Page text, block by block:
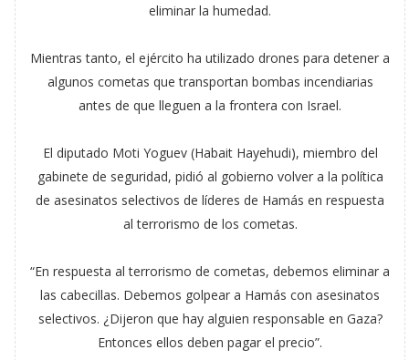
eliminar la humedad.
Mientras tanto, el ejército ha utilizado drones para detener a
algunos cometas que transportan bombas incendiarias
antes de que lleguen a la frontera con Israel.
El diputado Moti Yoguev (Habait Hayehudi), miembro del
gabinete de seguridad, pidió al gobierno volver a la política
de asesinatos selectivos de líderes de Hamás en respuesta
al terrorismo de los cometas.
“En respuesta al terrorismo de cometas, debemos eliminar a
las cabecillas. Debemos golpear a Hamás con asesinatos
selectivos. ¿Dijeron que hay alguien responsable en Gaza?
Entonces ellos deben pagar el precio”.